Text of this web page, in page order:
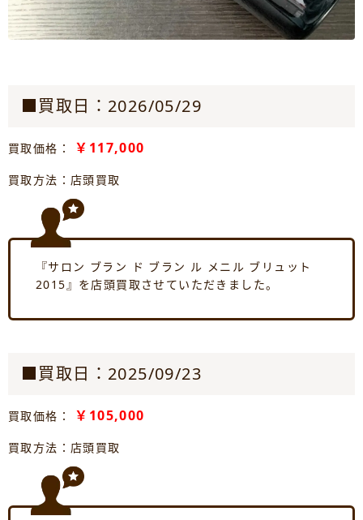
■買取日：2026/05/29
買取価格： ￥117,000
買取方法：店頭買取
『サロン ブラン ド ブラン ル メニル ブリュット
2015』を店頭買取させていただきました。
■買取日：2025/09/23
買取価格： ￥105,000
買取方法：店頭買取